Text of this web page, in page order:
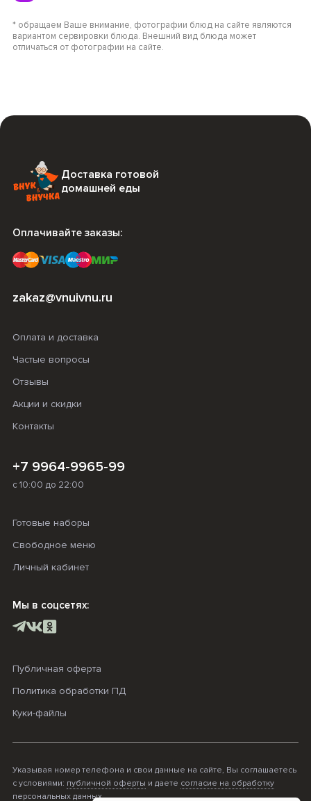
* обращаем Ваше внимание, фотографии блюд на сайте являются
вариантом сервировки блюда. Внешний вид блюда может
отличаться от фотографии на сайте.
Доставка готовой
домашней еды
Оплачивайте заказы:
zakaz@vnuivnu.ru
Оплата и доставка
Частые вопросы
Отзывы
Акции и скидки
Контакты
+7 9964-9965-99
с 10:00 до 22:00
Готовые наборы
Свободное меню
Личный кабинет
Мы в соцсетях:
Публичная оферта
Политика обработки ПД
Куки-файлы
Указывая номер телефона и свои данные на сайте, Вы соглашаетесь
с условиями: публичной оферты и даете согласие на обработку
персональных данных.